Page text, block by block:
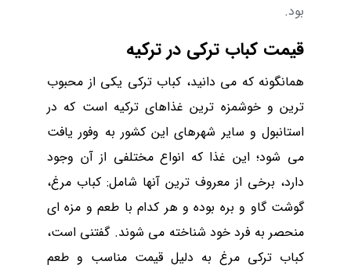
بود.
قیمت کباب ترکی در ترکیه
همانگونه که می دانید، کباب ترکی یکی از محبوب
‌ترین و خوشمزه ترین غذاهای ترکیه است که در
استانبول و سایر شهرهای این کشور به وفور یافت
می ‌شود؛ این غذا که انواع مختلفی از آن وجود
دارد، برخی از معروف ترین آنها شامل: کباب مرغ،
گوشت گاو و بره بوده و هر کدام با طعم و مزه ای
منحصر به فرد خود شناخته می ‌شوند.گفتنی است،
کباب ترکی مرغ به دلیل قیمت مناسب و طعم